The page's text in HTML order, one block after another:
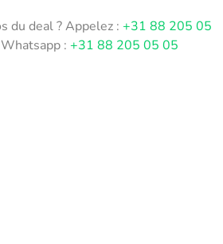
du deal ? Appelez :+31 88 205 05
:+31 88 205 05 05